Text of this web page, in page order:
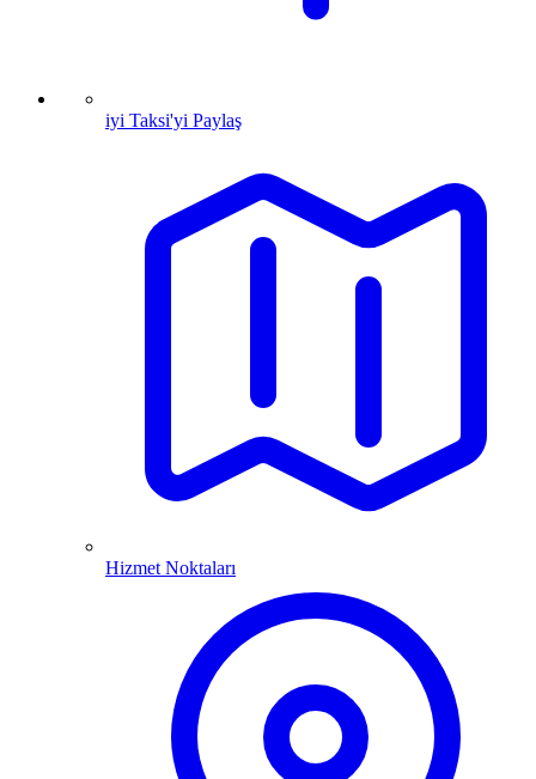
iyi Taksi'yi Paylaş
Hizmet Noktaları